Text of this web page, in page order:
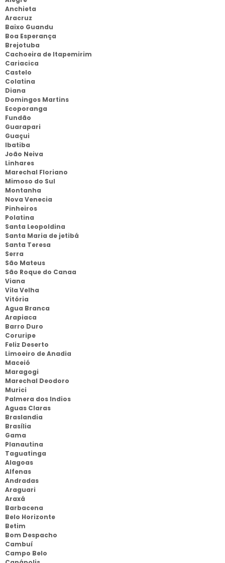
Anchieta
Aracruz
Baixo Guandu
Boa Esperança
Brejotuba
Cachoeira de Itapemirim
Cariacica
Castelo
Colatina
Diana
Domingos Martins
Ecoporanga
Fundão
Guarapari
Guaçui
Ibatiba
João Neiva
Linhares
Marechal Floriano
Mimoso do Sul
Montanha
Nova Venecia
Pinheiros
Polatina
Santa Leopoldina
Santa Maria de jetibá
Santa Teresa
Serra
São Mateus
São Roque do Canaa
Viana
Vila Velha
Vitória
Agua Branca
Arapiaca
Barro Duro
Coruripe
Feliz Deserto
Limoeiro de Anadia
Maceió
Maragogi
Marechal Deodoro
Murici
Palmera dos Indios
Aguas Claras
Braslandia
Brasília
Gama
Planautina
Taguatinga
Alagoas
Alfenas
Andradas
Araguari
Araxá
Barbacena
Belo Horizonte
Betim
Bom Despacho
Cambuí
Campo Belo